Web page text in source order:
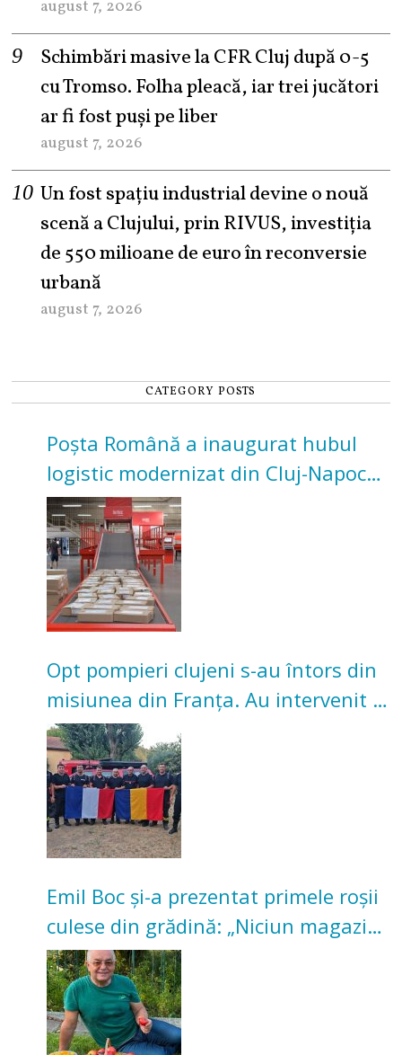
august 7, 2026
Schimbări masive la CFR Cluj după 0-5
cu Tromso. Folha pleacă, iar trei jucători
ar fi fost puși pe liber
august 7, 2026
Un fost spațiu industrial devine o nouă
scenă a Clujului, prin RIVUS, investiția
de 550 milioane de euro în reconversie
urbană
august 7, 2026
CATEGORY POSTS
Poșta Română a inaugurat hubul
logistic modernizat din Cluj-Napoca.
Investiție de 3 milioane de euro
Opt pompieri clujeni s-au întors din
misiunea din Franța. Au intervenit la
incendii de vegetație și pădure
Emil Boc și-a prezentat primele roșii
culese din grădină: „Niciun magazin
nu poate oferi această satisfacție”